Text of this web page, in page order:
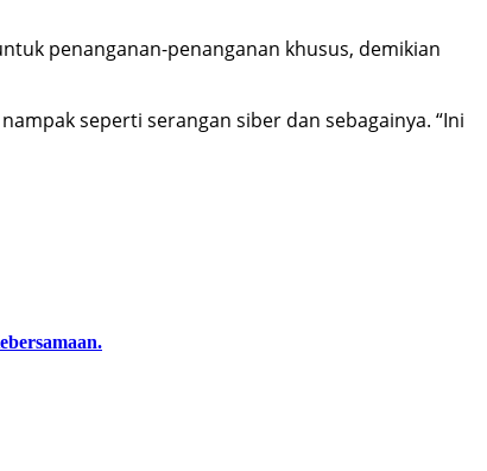
penanganan-penanganan khusus, demikian
seperti serangan siber dan sebagainya. “Ini